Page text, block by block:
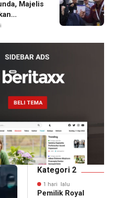
Majelis
BPR
Kategori 2
1 hari lalu
Pemilik Royal